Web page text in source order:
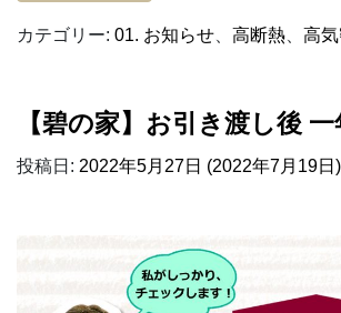
カテゴリー: 01. お知らせ 高断熱 高
【碧の家】お引き渡し後
投稿日: 2022年5月27日 (2022年7月19日)